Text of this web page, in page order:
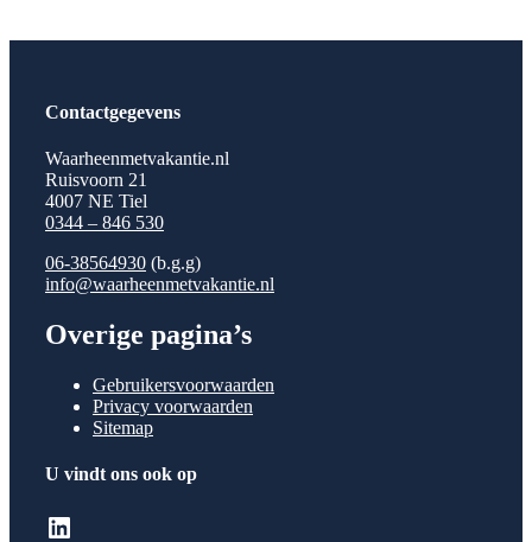
Contactgegevens
Waarheenmetvakantie.nl
Ruisvoorn 21
4007 NE Tiel
0344 – 846 530
06-38564930 (b.g.g)
info@waarheenmetvakantie.nl
Overige pagina’s
Gebruikersvoorwaarden
Privacy voorwaarden
Sitemap
U vindt ons ook op
LinkedIn